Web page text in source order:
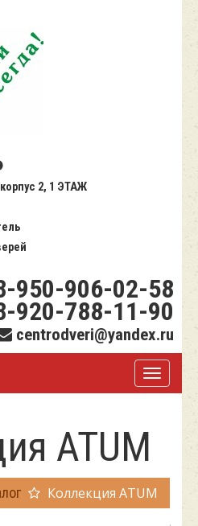
2, 1 ЭТАЖ
950-906-02-58
920-788-11-90
centrodveri@yandex.ru
ATUM
Коллекция ATUM